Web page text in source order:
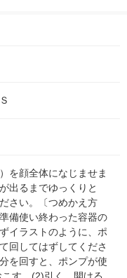
を顔全体になじませま
出るまでゆっくりと
さい。〔つめかえ方
備使い終わった容器の
イラストのように、ポ
回してはずしてくださ
を回すと、ポンプが使